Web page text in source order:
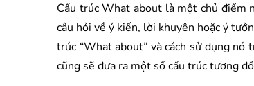
Cấu trúc What about là một chủ điểm
câu hỏi về ý kiến, lời khuyên hoặc ý
trúc “What about” và cách sử dụng
cũng sẽ đưa ra một số cấu trúc tương